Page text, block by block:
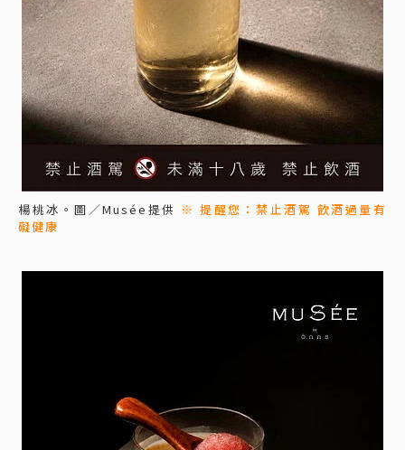
楊桃冰。圖／Musée提供 ※ 提醒您：禁止酒駕 飲酒過量有
礙健康